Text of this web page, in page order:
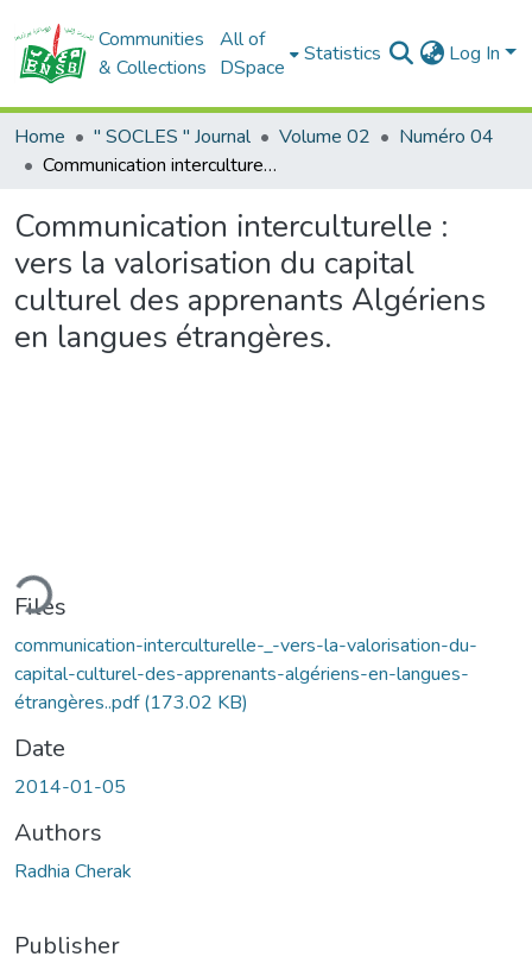
Communities
& Collections
All of
DSpace
Statistics Log In
Home " SOCLES " Journal Volume 02
Numéro 04
Communication interculturelle : vers la valorisation du capital culturel des apprenants Algériens en langues étrangères.
Communication interculturelle :
vers la valorisation du capital
culturel des apprenants Algériens
en langues étrangères.
Files
communication-interculturelle-_-vers-la-valorisation-du-
capital-culturel-des-apprenants-algériens-en-langues-
étrangères..pdf(173.02 KB)
Date
2014-01-05
Authors
Radhia Cherak
Publisher